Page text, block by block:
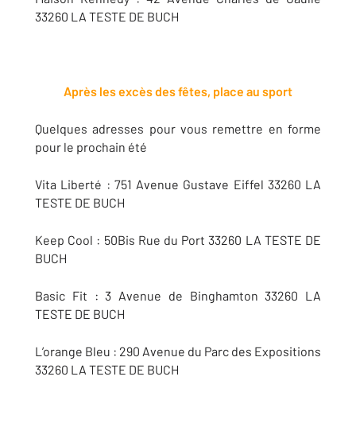
33260 LA TESTE DE BUCH
Après les excès des fêtes, place au sport
Quelques adresses pour vous remettre en forme
pour le prochain été
Vita Liberté : 751 Avenue Gustave Eiffel 33260 LA
TESTE DE BUCH
Keep Cool : 50Bis Rue du Port 33260 LA TESTE DE
BUCH
Basic Fit : 3 Avenue de Binghamton 33260 LA
TESTE DE BUCH
L’orange Bleu : 290 Avenue du Parc des Expositions
33260 LA TESTE DE BUCH